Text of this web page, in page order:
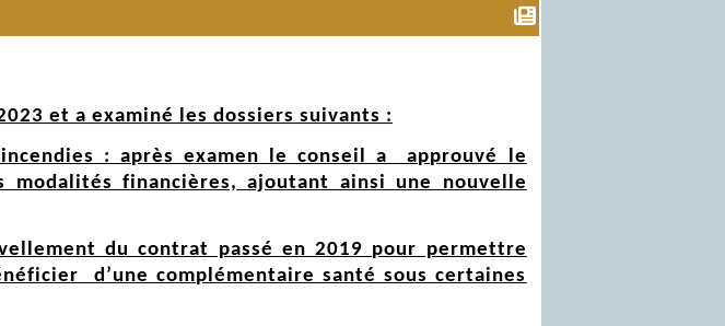
et a examiné les dossiers suivants :
: après examen le conseil a approuvé le
modalités financières, ajoutant ainsi une nouvelle
du contrat passé en 2019 pour permettre
d’une complémentaire santé sous certaines